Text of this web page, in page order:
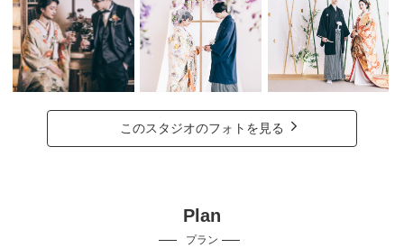
このスタジオのフォトを見る
Plan
プラン